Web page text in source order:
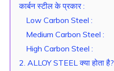
कार्बन स्टील के प्रकार :
Low Carbon Steel :
Medium Carbon Steel :
High Carbon Steel :
2. ALLOY STEEL क्या होता है?